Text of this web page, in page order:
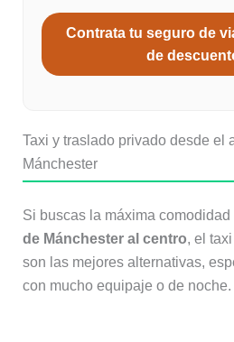
Contrata tu seguro de
de
Taxi y traslado privado desde el
Mánchester
Si buscas la máxima comodidad
de Mánchester al centro, el
son las mejores alternativas,
con mucho equipaje o de noche.